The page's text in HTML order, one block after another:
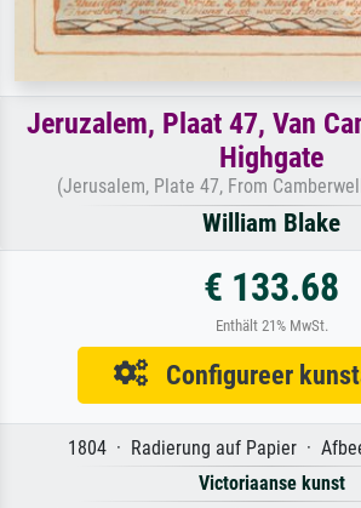
Jeruzalem, Plaat 47, Van
Highgate
(Jerusalem, Plate 47, From
William Blake
€ 133.68
Enthält 21% MwSt.
Configureer
1804 · Radierung auf Papier ·
Victoriaanse kunst